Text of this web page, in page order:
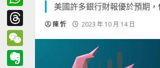
美國許多銀行財報優於預期
陳 忻 2023 年 10 月 14 日
WhatsApp
Threads
WeChat